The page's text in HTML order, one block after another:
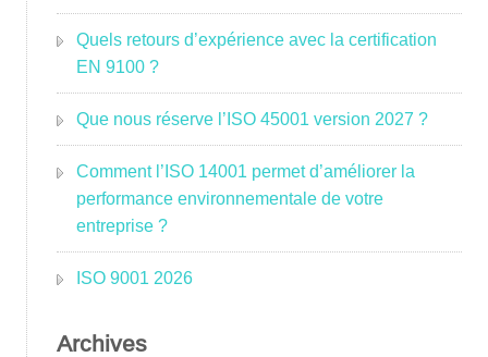
Quels retours d’expérience avec la certification
EN 9100 ?
Que nous réserve l’ISO 45001 version 2027 ?
Comment l’ISO 14001 permet d’améliorer la
performance environnementale de votre
entreprise ?
ISO 9001 2026
Archives